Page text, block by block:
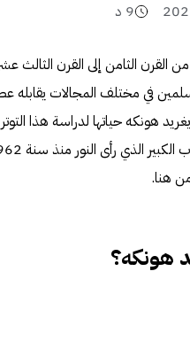
9 د
القرن الثامن إلى القرن الثالث
في مختلف المجالات يقابله
هونكه حياتها لدراسة هذا
هنا.
هونكه؟